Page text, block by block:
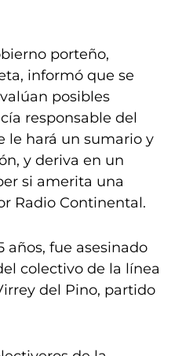
porteño,
informó que se
posibles
responsable del
le hará un sumario y
y deriva en un
si amerita una
Radio Continental.
años, fue asesinado
colectivo de la línea
del Pino, partido